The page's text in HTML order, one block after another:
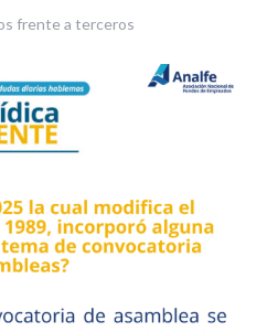
frente a terceros